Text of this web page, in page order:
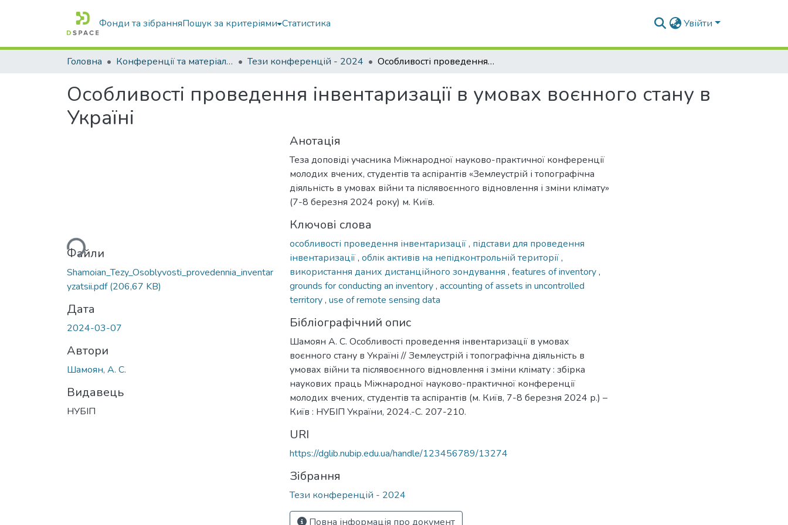
Фонди та зібранняПошук за критеріями Статистика Увійти
Головна Конференції та матеріали конференцій Тези конференцій - 2024 Особливості проведення інвентаризації в умовах воєнного стану в Україні
Особливості проведення інвентаризації в умовах воєнного стану в
Україні
Вантажиться...
Файли
Shamoian_Tezy_Osoblyvosti_provedennia_inventar
yzatsii.pdf(206,67 KB)
Дата
2024-03-07
Автори
Шамоян, А. С.
Видавець
НУБІП
Анотація
Теза доповіді учасника Міжнародної науково-практичної конференції
молодих вчених, студентів та аспірантів «Землеустрій і топографічна
діяльність в умовах війни та післявоєнного відновлення і зміни клімату»
(7-8 березня 2024 року) м. Київ.
Ключові слова
особливості проведення інвентаризації, підстави для проведення
інвентаризації, облік активів на непідконтрольній території,
використання даних дистанційного зондування , features of inventory,
grounds for conducting an inventory, accounting of assets in uncontrolled
territory, use of remote sensing data
Бібліографічний опис
Шамоян А. С. Особливості проведення інвентаризації в умовах
воєнного стану в Україні // Землеустрій і топографічна діяльність в
умовах війни та післявоєнного відновлення і зміни клімату : збірка
наукових праць Міжнародної науково-практичної конференції
молодих вчених, студентів та аспірантів (м. Київ, 7-8 березня 2024 р.) –
Київ : НУБІП України, 2024.-С. 207-210.
URI
https://dglib.nubip.edu.ua/handle/123456789/13274
Зібрання
Тези конференцій - 2024
Повна інформація про документ